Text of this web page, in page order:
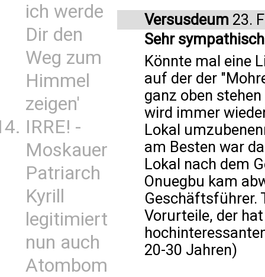
ich werde
Dir den
Weg zum
Himmel
zeigen'
IRRE! -
Moskauer
Patriarch
Kyrill
legitimiert
nun auch
Atombom
Versusdeum 23.
Sehr sympathisch
Könnte mal eine
auf der der
ganz oben
wird immer
Lokal
am Besten war
Lokal nach dem
Onuegbu kam
Geschäftsführer.
Vorurteile, der
20-30 Jahren)